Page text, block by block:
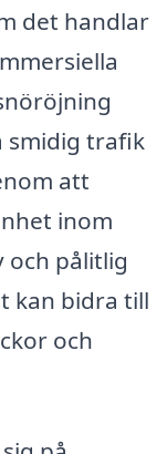
det handlar
smidig trafik
att
inom
och pålitlig
kan bidra till
och